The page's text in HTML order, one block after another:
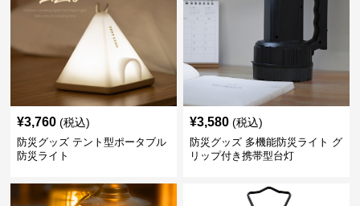
¥3,760 (税込)
防災グッズ テント型ポータブル
防災ライト
¥3,580 (税込)
防災グッズ 多機能防災ライト グ
リップ付き携帯型台灯